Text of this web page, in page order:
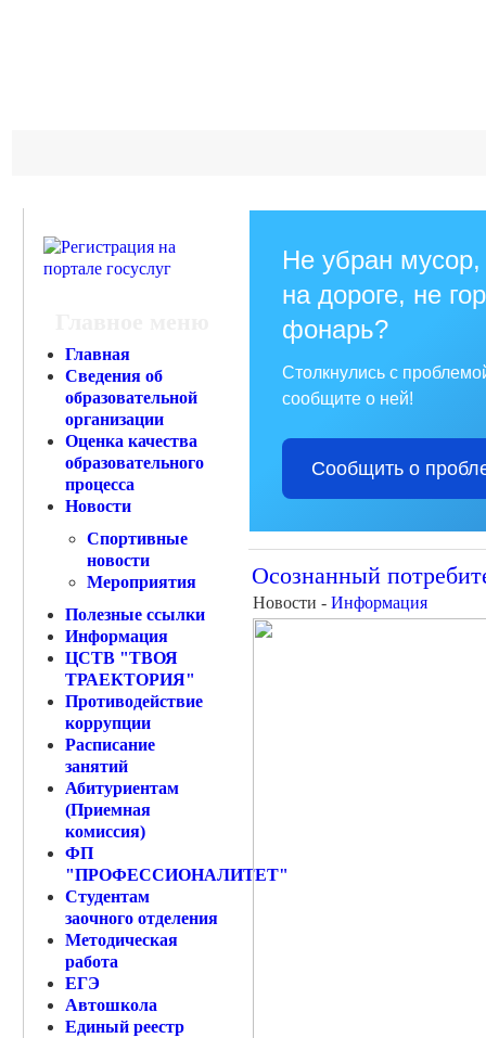
Главная
Сведения об
образовательной
организации
Оценка качества
образовательного
процесса
Новости
Спортивные
новости
Мероприятия
Полезные ссылки
Информация
ЦСТВ "ТВОЯ
ТРАЕКТОРИЯ"
Противодействие
коррупции
Расписание
занятий
Абитуриентам
(Приемная
комиссия)
ФП
"ПРОФЕССИОНАЛИТЕТ"
Студентам
заочного отделения
Методическая
работа
ЕГЭ
Автошкола
Единый реестр
Не убран
на дороге, не
фонарь?
Столкнулись с
сообщите о ней!
Сообщить о
Осознанный
Новости - Информация